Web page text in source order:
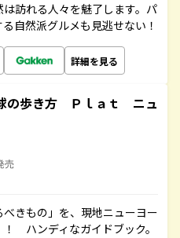
訪れる人々を魅了します。パ
自然派グルメも見逃せない！
詳細を見る
の歩き方 Ｐｌａｔ ニュ
売
べきもの」を、現地ニューヨー
ハンディなガイドブック。